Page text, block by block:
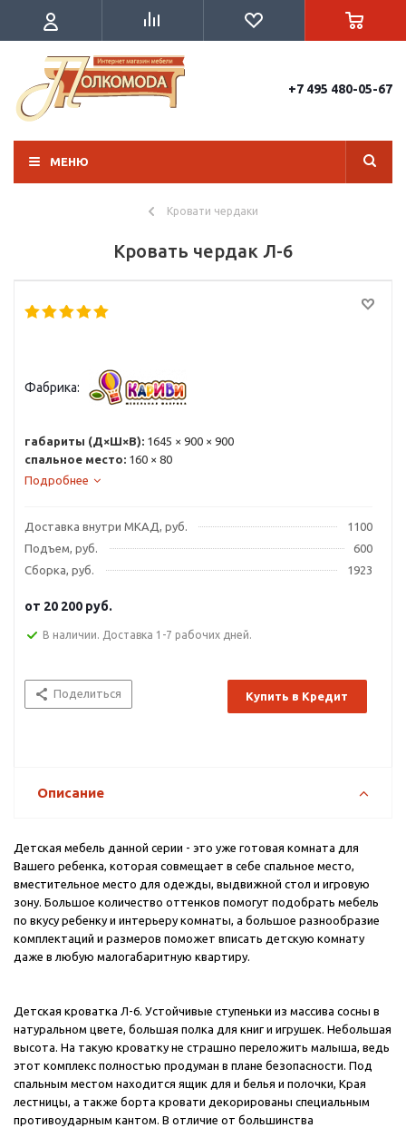
+7 495 480-05-67
МЕНЮ
Кровати чердаки
Кровать чердак Л-6
Фабрика:
габариты (Д×Ш×В): 1645 × 900 × 900
спальное место: 160 × 80
Подробнее
Доставка внутри МКАД, руб.
1100
Подъем, руб.
600
Сборка, руб.
1923
от 20 200 руб.
В наличии. Доставка 1-7 рабочих дней.
Поделиться Купить в Кредит
Описание
Детская мебель данной серии - это уже готовая комната для
Вашего ребенка, которая совмещает в себе спальное место,
вместительное место для одежды, выдвижной стол и игровую
зону. Большое количество оттенков помогут подобрать мебель
по вкусу ребенку и интерьеру комнаты, а большое разнообразие
комплектаций и размеров поможет вписать детскую комнату
даже в любую малогабаритную квартиру.
Детская кроватка Л-6. Устойчивые ступеньки из массива сосны в
натуральном цвете, большая полка для книг и игрушек. Небольшая
высота. На такую кроватку не страшно переложить малыша, ведь
этот комплекс полностью продуман в плане безопасности. Под
спальным местом находится ящик для и белья и полочки, Края
лестницы, а также борта кровати декорированы специальным
противоударным кантом. В отличие от большинства